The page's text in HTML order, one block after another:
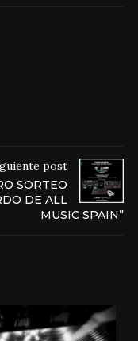
post
SORTEO
DE ALL
MUSIC SPAIN”